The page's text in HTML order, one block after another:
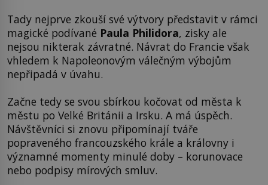
Tady nejprve zkouší své výtvory představit v rámci
magické podívané Paula Philidora, zisky ale
nejsou nikterak závratné. Návrat do Francie však
vhledem k Napoleonovým válečným výbojům
nepřipadá v úvahu.
Začne tedy se svou sbírkou kočovat od města k
městu po Velké Británii a Irsku. A má úspěch.
Návštěvníci si znovu připomínají tváře
popraveného francouzského krále a královny i
významné momenty minulé doby – korunovace
nebo podpisy mírových smluv.